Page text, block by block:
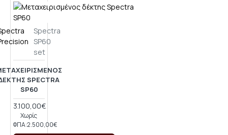
Spectra
SP60
set
SPECTRA
SP60
3.100,00€
Χωρίς
ΦΠΑ:2.500,00€